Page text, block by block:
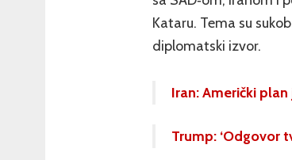
Kataru. Tema su
diplomatski izvor.
Iran: Američki
Trump: ‘Odgovor